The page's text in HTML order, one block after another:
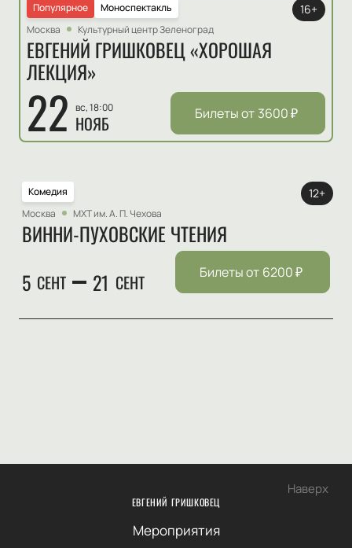
Моноспектакль
Популярное
Москва
Культурный центр Зеленоград
ЕВГЕНИЙ ГРИШКОВЕЦ «ХОРОШАЯ
ЛЕКЦИЯ»
22 вс, 18:00
НОЯБ
16+
Билеты от 3600₽
Комедия
Москва
МХТ им. А. П. Чехова
ВИННИ-ПУХОВСКИЕ ЧТЕНИЯ
5 СЕНТ 21 СЕНТ
12+
Билеты от 6200₽
Наверх
ЕВГЕНИЙ ГРИШКОВЕЦ
Мероприятия